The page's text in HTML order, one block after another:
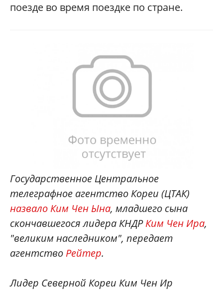
поезде во время поездке по стране.
Государственное Центральное
телеграфное агентство Кореи (ЦТАК)
назвало Ким Чен Ына, младшего сына
скончавшегося лидера КНДРКим Чен Ира,
"великим наследником", передает
агентство Рейтер.
Лидер Северной Кореи Ким Чен Ир